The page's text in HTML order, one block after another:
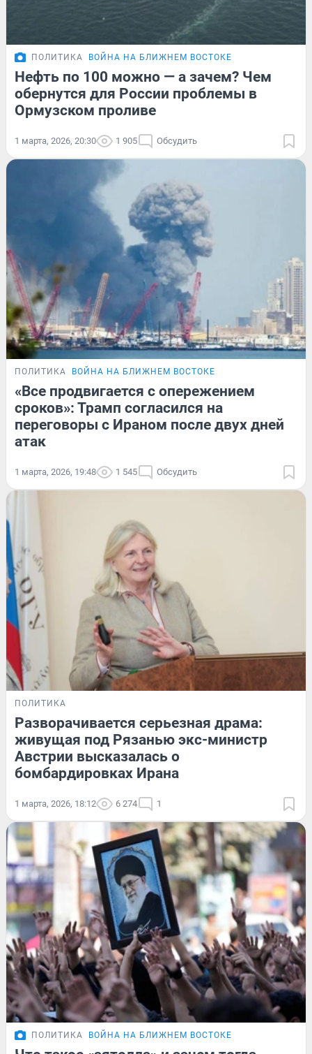
ПОЛИТИКА ВОЙНА НА БЛИЖНЕМ ВОСТОКЕ
Нефть по 100 можно — а зачем? Чем
обернутся для России проблемы в
Ормузском проливе
1 марта, 2026, 20:30 1 905 Обсудить
ПОЛИТИКА ВОЙНА НА БЛИЖНЕМ ВОСТОКЕ
«Все продвигается с опережением
сроков»: Трамп согласился на
переговоры с Ираном после двух дней
атак
1 марта, 2026, 19:48 1 545 Обсудить
ПОЛИТИКА
Разворачивается серьезная драма:
живущая под Рязанью экс-министр
Австрии высказалась о
бомбардировках Ирана
1 марта, 2026, 18:12 6 274 1
ПОЛИТИКА ВОЙНА НА БЛИЖНЕМ ВОСТОКЕ